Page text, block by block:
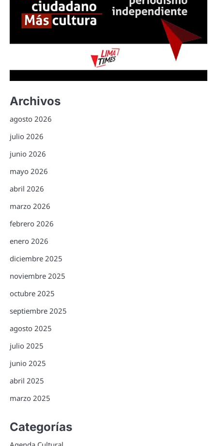
Archivos
agosto 2026
julio 2026
junio 2026
mayo 2026
abril 2026
marzo 2026
febrero 2026
enero 2026
diciembre 2025
noviembre 2025
octubre 2025
septiembre 2025
agosto 2025
julio 2025
junio 2025
abril 2025
marzo 2025
Categorías